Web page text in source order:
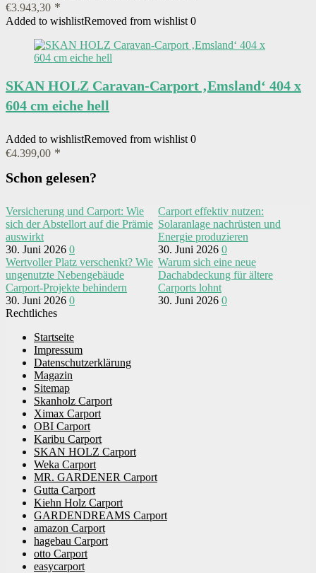
€3.943,30
Added to wishlistRemoved from wishlist 0
SKAN HOLZ Caravan-Carport ‚Emsland‘ 404 x
604 cm eiche hell
Added to wishlistRemoved from wishlist 0
€4.399,00
Schon gelesen?
Versicherung und Carport: Wie
sich der Abstellort auf die Prämie
auswirkt
30. Juni 2026 0
Carport effektiv nutzen:
Solaranlage nachrüsten und
Energie produzieren
30. Juni 2026 0
Wertvoller Platz verschenkt? Wie
ungenutzte Nebengebäude
Carport-Projekte behindern
30. Juni 2026 0
Warum sich eine neue
Dachabdeckung für ältere
Carports lohnt
30. Juni 2026 0
Rechtliches
Startseite
Impressum
Datenschutzerklärung
Magazin
Sitemap
Skanholz Carport
Ximax Carport
OBI Carport
Karibu Carport
SKAN HOLZ Carport
Weka Carport
MR. GARDENER Carport
Gutta Carport
Kiehn Holz Carport
GARDENDREAMS Carport
amazon Carport
hagebau Carport
otto Carport
easycarport